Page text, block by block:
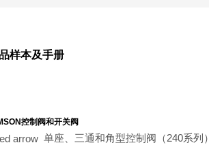
样本及手册
控制阀和开关阀
单座、三通和角型控制阀（240系列）